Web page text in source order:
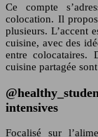
Ce compte
colocation. Il
plusieurs. L’accent
cuisine, avec des
entre colocataires.
cuisine partagée
intensives
Focalisé sur